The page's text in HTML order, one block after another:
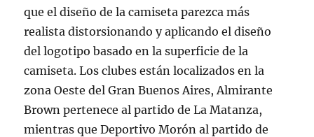
que el diseño de la camiseta parezca más
realista distorsionando y aplicando el diseño
del logotipo basado en la superficie de la
camiseta. Los clubes están localizados en la
zona Oeste del Gran Buenos Aires, Almirante
Brown pertenece al partido de La Matanza,
mientras que Deportivo Morón al partido de